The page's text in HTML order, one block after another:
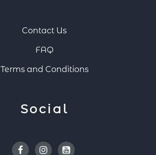
Contact Us
FAQ
Terms and Conditions
Social
FacebookInstagramYoutube